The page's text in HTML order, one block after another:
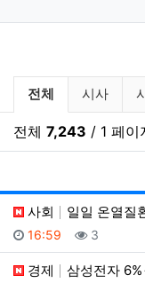
뉴스 분류 목
전체 시사
전체 7,243 / 1 페이
사회
일일 온열질
등록일
16:59 조회
3
경제 삼성전자